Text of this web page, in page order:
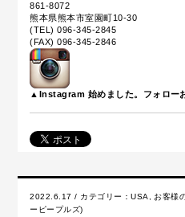
861-8072
熊本県熊本市室園町10-30
(TEL) 096-345-2845
(FAX) 096-345-2846
▲Instagram 始めました。フォロー
2022.6.17 / カテゴリー：USA,お客様
ーピープルズ)